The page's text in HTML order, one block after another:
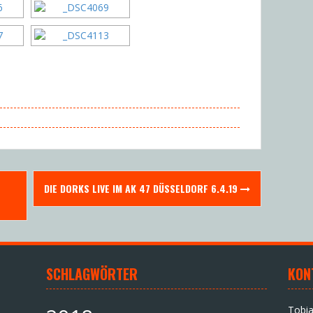
DIE DORKS LIVE IM AK 47 DÜSSELDORF 6.4.19
SCHLAGWÖRTER